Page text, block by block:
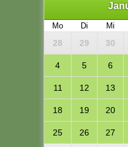
Mo Di Mi
28 29 30
4 5 6
11 12 13
18 19 20
25 26 27